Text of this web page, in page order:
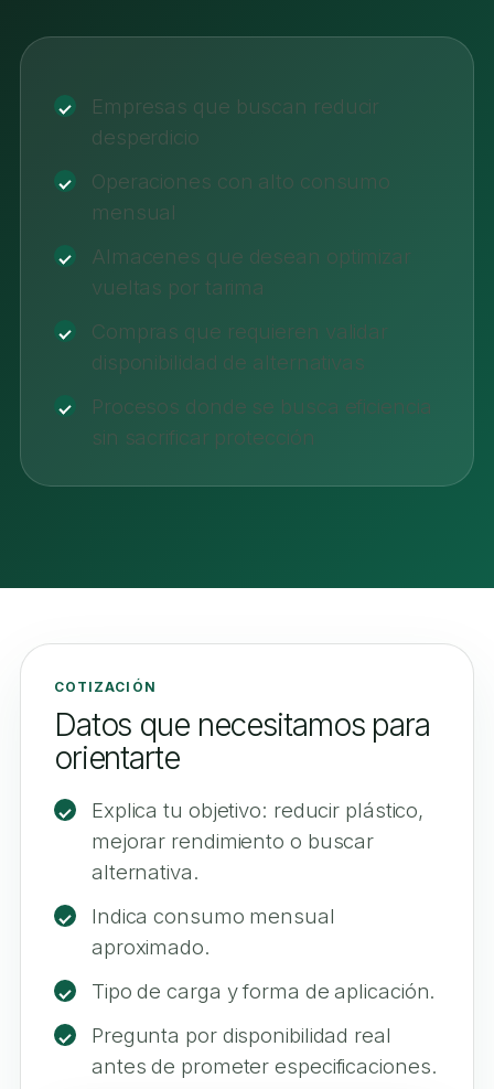
Empresas que buscan reducir
desperdicio
Operaciones con alto consumo
mensual
Almacenes que desean optimizar
vueltas por tarima
Compras que requieren validar
disponibilidad de alternativas
Procesos donde se busca eficiencia
sin sacrificar protección
COTIZACIÓN
Datos que necesitamos para
orientarte
Explica tu objetivo: reducir plástico,
mejorar rendimiento o buscar
alternativa.
Indica consumo mensual
aproximado.
Tipo de carga y forma de aplicación.
Pregunta por disponibilidad real
antes de prometer especificaciones.